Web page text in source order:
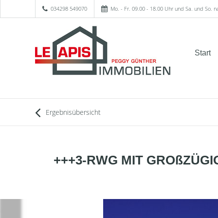
034298 549070 Mo. - Fr. 09.00 - 18.00 Uhr und Sa. und So.
Start
Ergebnisübersicht
+++3-RWG MIT